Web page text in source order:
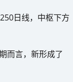
日线，中枢下方
而言，新形成了